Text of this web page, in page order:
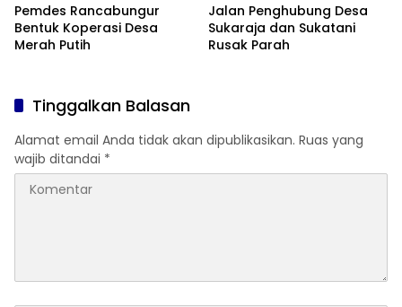
Pemdes Rancabungur
Bentuk Koperasi Desa
Merah Putih
Jalan Penghubung Desa
Sukaraja dan Sukatani
Rusak Parah
Tinggalkan Balasan
Alamat email Anda tidak akan dipublikasikan. Ruas yang
wajib ditandai *